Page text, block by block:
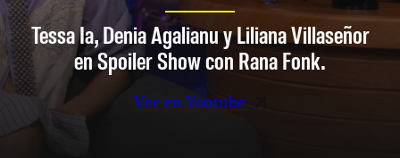
Tessa Ia, Denia Agalianu y Liliana Villaseñor
en Spoiler Show con Rana Fonk.
Ver en Youtube